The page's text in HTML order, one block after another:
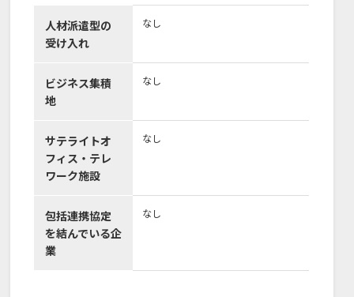
人材派遣型の
受け入れ
なし
ビジネス集積
地
なし
サテライトオ
フィス・テレ
ワーク施設
なし
包括連携協定
を結んでいる企
業
なし